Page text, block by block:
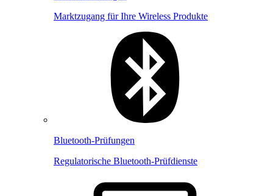
Marktzugang für Ihre Wireless Produkte
Bluetooth-Prüfungen
Regulatorische Bluetooth-Prüfdienste